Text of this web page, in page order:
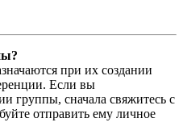
при их создании
Если вы
группы, сначала свяжитесь с
отправить ему личное